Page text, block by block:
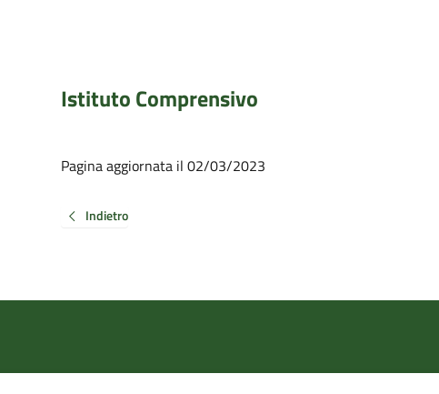
Istituto Comprensivo
Pagina aggiornata il 02/03/2023
Indietro